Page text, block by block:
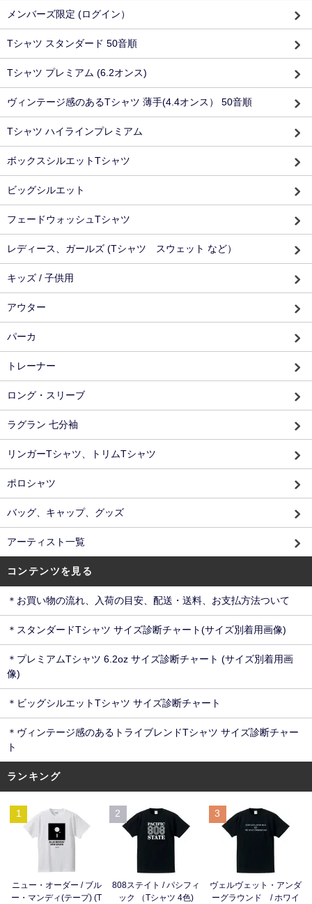
メンバーズ限定 (ログイン）
Tシャツ スタンダード 50音順
Tシャツ プレミアム (6.2オンス)
ヴィンテージ感のあるTシャツ 薄手(4.4オンス） 50音順
Tシャツ ハイラインプレミアム
ボックスシルエットTシャツ
ビッグシルエット
フェードウォッシュTシャツ
レディース、ガールズ (Tシャツ スウェット など）
キッズ / 子供用
アウター
パーカ
トレーナー
ロング・スリーブ
ラグラン 七分袖
リンガーTシャツ、トリムTシャツ
ポロシャツ
バッグ、キャップ、グッズ
アーティスト一覧
コンテンツを見る
＊お買い物の流れ、入荷の目安、配送・送料、お支払方法ついて
＊スタンダードTシャツ サイズ診断チャート(サイズ別着用画像)
＊プレミアムTシャツ 6.2oz サイズ診断チャート (サイズ別着用画
像)
＊ビッグシルエットTシャツ サイズ診断チャート
＊ヴィンテージ感のあるトライブレンドTシャツ サイズ診断チャー
ト
ランキング
1
ニュー・オーダー / ブル
ー・マンディ(テープ) (T
2
808ステイト / パシフィ
ック （Tシャツ 4色)
3
ヴェルヴェット・アンダ
ーグラウンド / ホワイ